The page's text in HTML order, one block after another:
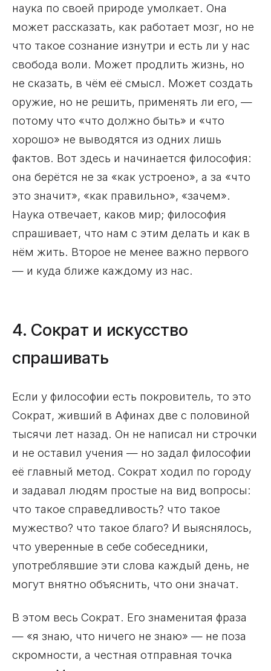
наука по своей природе умолкает. Она
может рассказать, как работает мозг, но не
что такое сознание изнутри и есть ли у нас
свобода воли. Может продлить жизнь, но
не сказать, в чём её смысл. Может создать
оружие, но не решить, применять ли его, —
потому что «что должно быть» и «что
хорошо» не выводятся из одних лишь
фактов. Вот здесь и начинается философия:
она берётся не за «как устроено», а за «что
это значит», «как правильно», «зачем».
Наука отвечает, каков мир; философия
спрашивает, что нам с этим делать и как в
нём жить. Второе не менее важно первого
— и куда ближе каждому из нас.
4. Сократ и искусство
спрашивать
Если у философии есть покровитель, то это
Сократ, живший в Афинах две с половиной
тысячи лет назад. Он не написал ни строчки
и не оставил учения — но задал философии
её главный метод. Сократ ходил по городу
и задавал людям простые на вид вопросы:
что такое справедливость? что такое
мужество? что такое благо? И выяснялось,
что уверенные в себе собеседники,
употреблявшие эти слова каждый день, не
могут внятно объяснить, что они значат.
В этом весь Сократ. Его знаменитая фраза
— «я знаю, что ничего не знаю» — не поза
скромности, а честная отправная точка